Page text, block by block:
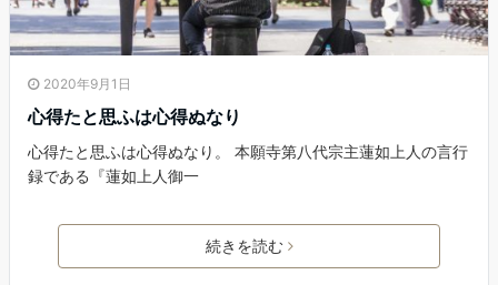
2020年9月1日
心得たと思ふは心得ぬなり
心得たと思ふは心得ぬなり。 本願寺第八代宗主蓮如上人の言行
録である『蓮如上人御一
続きを読む